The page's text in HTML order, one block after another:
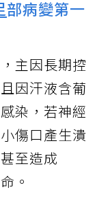
部病變第一
主因長期控
因汗液含葡
染，若神經
傷口產生潰
至造成
。